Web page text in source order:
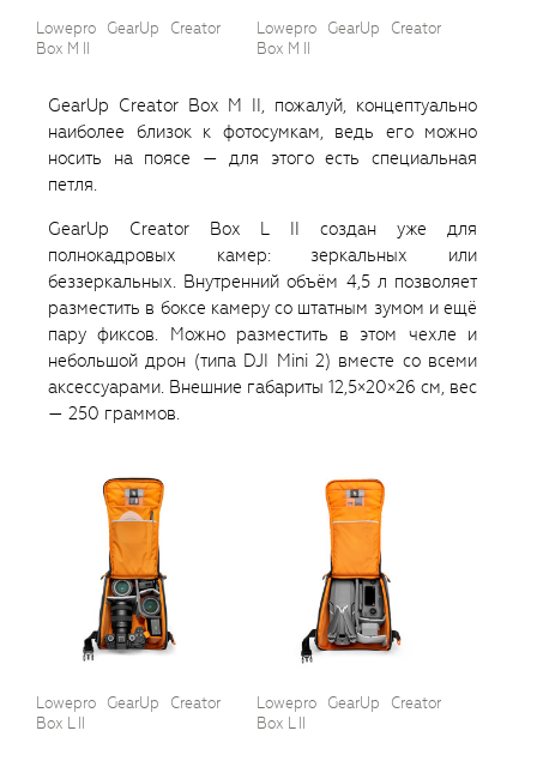
Lowepro GearUp Creator
Box M II
Lowepro GearUp Creator
Box M II
GearUp Creator Box M II, пожалуй, концептуально
наиболее близок к фотосумкам, ведь его можно
носить на поясе — для этого есть специальная
петля.
GearUp Creator Box L II создан уже для
полнокадровых камер: зеркальных или
беззеркальных. Внутренний объём 4,5 л позволяет
разместить в боксе камеру со штатным зумом и ещё
пару фиксов. Можно разместить в этом чехле и
небольшой дрон (типа DJI Mini 2) вместе со всеми
аксессуарами. Внешние габариты 12,5×20×26 см, вес
— 250 граммов.
Lowepro GearUp Creator
Box L II
Lowepro GearUp Creator
Box L II